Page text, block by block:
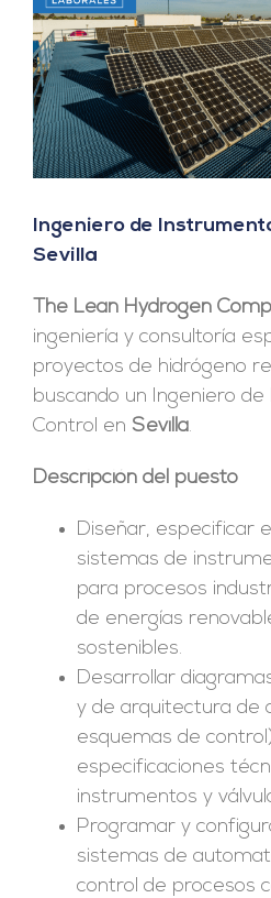
grande
Ingeniero de
Sevilla
The Lean Hydrogen
ingeniería y consultoría
proyectos de hidrógeno
buscando un Ingeniero
Control en Sevilla.
Descripción del puesto
Diseñar, especificar
sistemas de
para procesos
de energías
sostenibles.
Desarrollar
y de arquitectura de
esquemas de
especificaciones
instrumentos y
Programar y
sistemas de
control de procesos